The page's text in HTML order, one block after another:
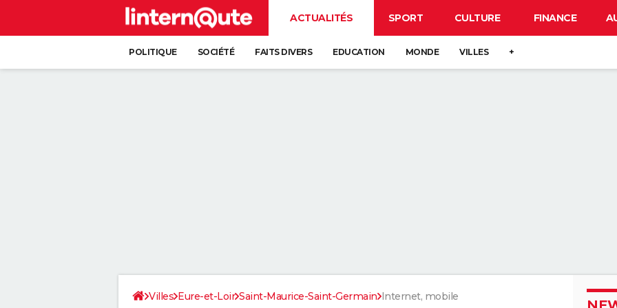
ACTUALITÉS SPORT CULTURE FINANCE
POLITIQUE SOCIÉTÉ FAITS DIVERS EDUCATION MONDE VILLES +
Villes Eure-et-Loir Saint-Maurice-Saint-Germain Internet, mobile